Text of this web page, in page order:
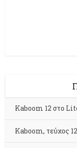
Kaboom 12 στο
Kaboom, τεύχος